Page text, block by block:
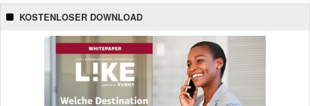
KOSTENLOSER DOWNLOAD